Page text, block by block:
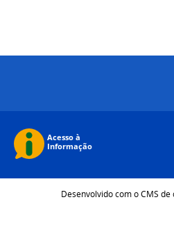
Desenvolvido com o CMS